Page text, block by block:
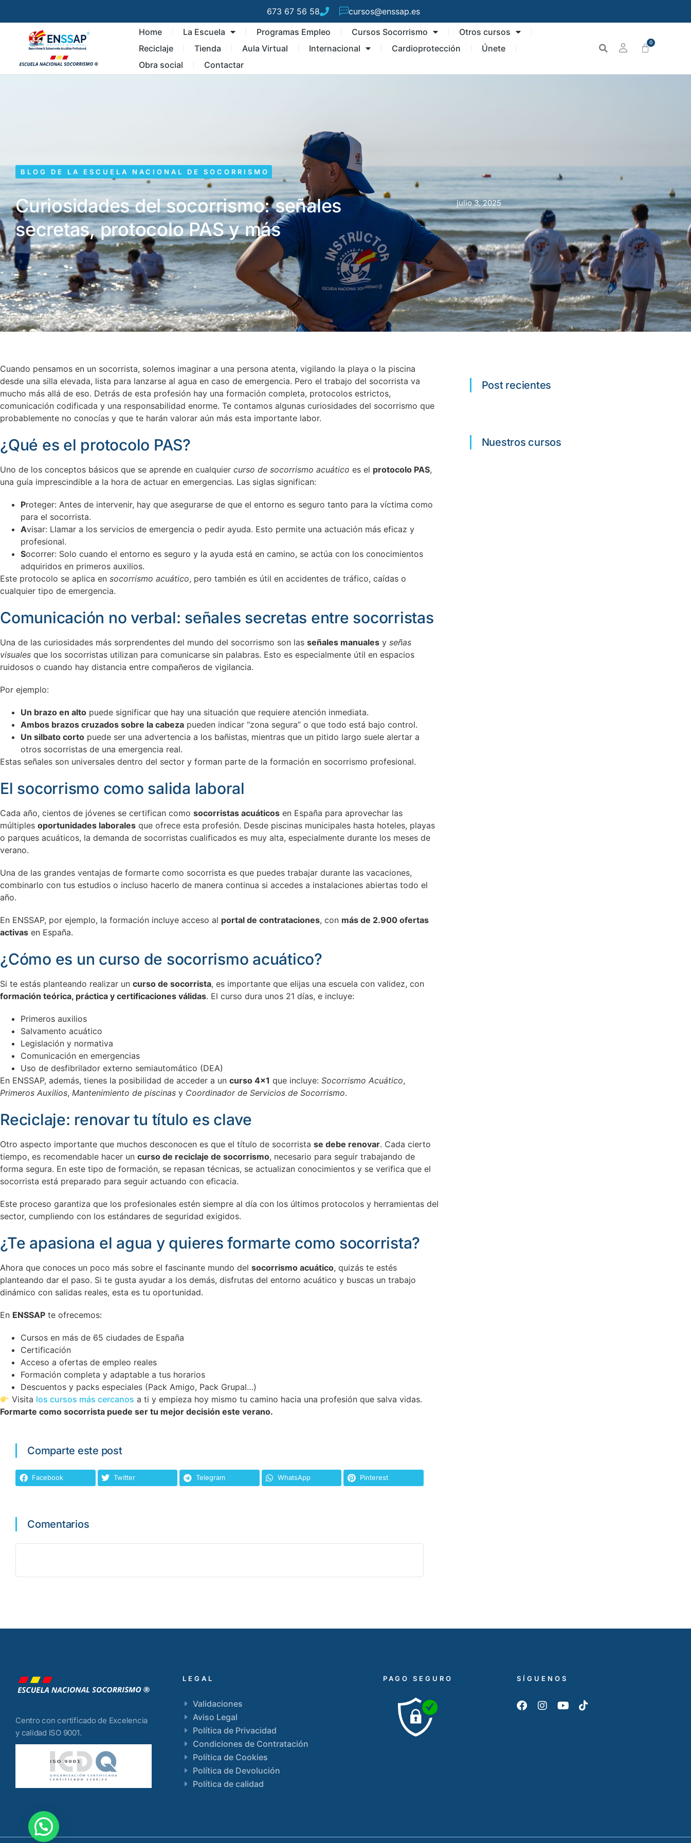
673 67 56 58
cursos@enssap.es
Home
La Escuela Programas Empleo Cursos Socorrismo
Otros cursos
Reciclaje
Tienda Aula Virtual Internacional Cardioprotección
Únete
Obra social
Contactar
0
BLOG DE LA ESCUELA NACIONAL DE SOCORRISMO
Curiosidades del socorrismo: señales
secretas, protocolo PAS y más
julio 3, 2025
Cuando pensamos en un socorrista, solemos imaginar a una persona atenta, vigilando la playa o la piscina
desde una silla elevada, lista para lanzarse al agua en caso de emergencia. Pero el trabajo del socorrista va
mucho más allá de eso. Detrás de esta profesión hay una formación completa, protocolos estrictos,
comunicación codificada y una responsabilidad enorme. Te contamos algunas curiosidades del socorrismo que
probablemente no conocías y que te harán valorar aún más esta importante labor.
¿Qué es el protocolo PAS?
Uno de los conceptos básicos que se aprende en cualquier curso de socorrismo acuático es el protocolo PAS,
una guía imprescindible a la hora de actuar en emergencias. Las siglas significan:
Proteger: Antes de intervenir, hay que asegurarse de que el entorno es seguro tanto para la víctima como
para el socorrista.
Avisar: Llamar a los servicios de emergencia o pedir ayuda. Esto permite una actuación más eficaz y
profesional.
Socorrer: Solo cuando el entorno es seguro y la ayuda está en camino, se actúa con los conocimientos
adquiridos en primeros auxilios.
Este protocolo se aplica en socorrismo acuático, pero también es útil en accidentes de tráfico, caídas o
cualquier tipo de emergencia.
Comunicación no verbal: señales secretas entre socorristas
Una de las curiosidades más sorprendentes del mundo del socorrismo son las señales manuales y señas
visuales que los socorristas utilizan para comunicarse sin palabras. Esto es especialmente útil en espacios
ruidosos o cuando hay distancia entre compañeros de vigilancia.
Por ejemplo:
Un brazo en alto puede significar que hay una situación que requiere atención inmediata.
Ambos brazos cruzados sobre la cabeza pueden indicar “zona segura” o que todo está bajo control.
Un silbato corto puede ser una advertencia a los bañistas, mientras que un pitido largo suele alertar a
otros socorristas de una emergencia real.
Estas señales son universales dentro del sector y forman parte de la formación en socorrismo profesional.
El socorrismo como salida laboral
Cada año, cientos de jóvenes se certifican como socorristas acuáticos en España para aprovechar las
múltiples oportunidades laborales que ofrece esta profesión. Desde piscinas municipales hasta hoteles, playas
o parques acuáticos, la demanda de socorristas cualificados es muy alta, especialmente durante los meses de
verano.
Una de las grandes ventajas de formarte como socorrista es que puedes trabajar durante las vacaciones,
combinarlo con tus estudios o incluso hacerlo de manera continua si accedes a instalaciones abiertas todo el
año.
En ENSSAP, por ejemplo, la formación incluye acceso al portal de contrataciones, con más de 2.900 ofertas
activas en España.
¿Cómo es un curso de socorrismo acuático?
Si te estás planteando realizar un curso de socorrista, es importante que elijas una escuela con validez, con
formación teórica, práctica y certificaciones válidas. El curso dura unos 21 días, e incluye:
Primeros auxilios
Salvamento acuático
Legislación y normativa
Comunicación en emergencias
Uso de desfibrilador externo semiautomático (DEA)
En ENSSAP, además, tienes la posibilidad de acceder a un curso 4×1 que incluye: Socorrismo Acuático,
Primeros Auxilios, Mantenimiento de piscinas y Coordinador de Servicios de Socorrismo.
Reciclaje: renovar tu título es clave
Otro aspecto importante que muchos desconocen es que el título de socorrista se debe renovar. Cada cierto
tiempo, es recomendable hacer un curso de reciclaje de socorrismo, necesario para seguir trabajando de
forma segura. En este tipo de formación, se repasan técnicas, se actualizan conocimientos y se verifica que el
socorrista está preparado para seguir actuando con eficacia.
Este proceso garantiza que los profesionales estén siempre al día con los últimos protocolos y herramientas del
sector, cumpliendo con los estándares de seguridad exigidos.
¿Te apasiona el agua y quieres formarte como socorrista?
Ahora que conoces un poco más sobre el fascinante mundo del socorrismo acuático, quizás te estés
planteando dar el paso. Si te gusta ayudar a los demás, disfrutas del entorno acuático y buscas un trabajo
dinámico con salidas reales, esta es tu oportunidad.
En ENSSAP te ofrecemos:
Cursos en más de 65 ciudades de España
Certificación
Acceso a ofertas de empleo reales
Formación completa y adaptable a tus horarios
Descuentos y packs especiales (Pack Amigo, Pack Grupal…)
Visita los cursos más cercanos a ti y empieza hoy mismo tu camino hacia una profesión que salva vidas.
Formarte como socorrista puede ser tu mejor decisión este verano.
Comparte este post
Facebook Twitter Telegram WhatsApp Pinterest
Comentarios
Post recientes
Nuestros cursos
Centro con certificado de Excelencia
y calidad ISO 9001.
LEGAL
Validaciones
Aviso Legal
Política de Privacidad
Condiciones de Contratación
Política de Cookies
Política de Devolución
Política de calidad
PAGO SEGURO SÍGUENOS